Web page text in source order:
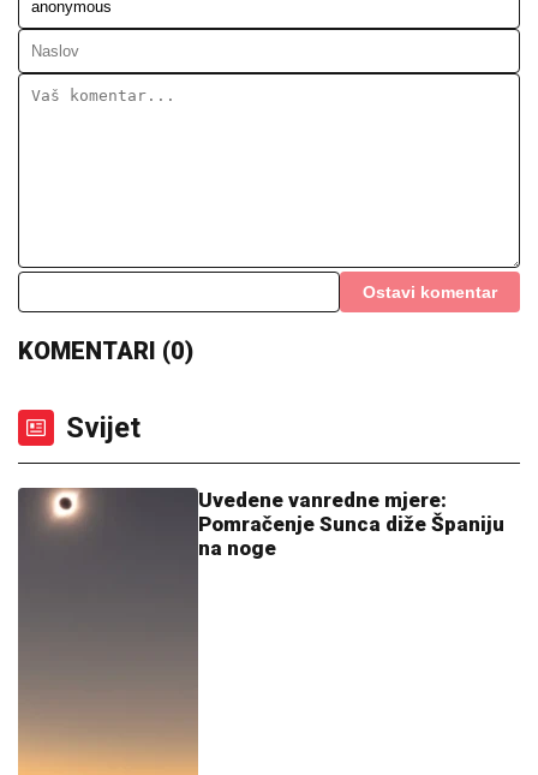
Ostavi komentar
KOMENTARI (0)
Svijet
Uvedene vanredne mjere:
Pomračenje Sunca diže Španiju
na noge